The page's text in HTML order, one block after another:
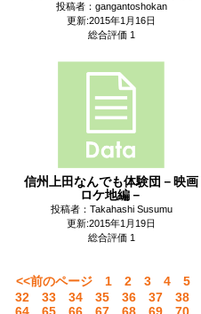
投稿者：gangantoshokan
更新:2015年1月16日
総合評価 1
信州上田なんでも体験団－映画
ロケ地編－
投稿者：Takahashi Susumu
更新:2015年1月19日
総合評価 1
<<前のページ 1 2 3 4 5
32
33 34 35 36 37 38